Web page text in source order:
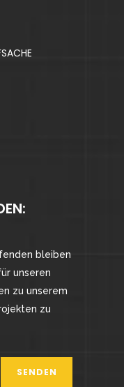
bleiben
unseren
zu unserem
zu